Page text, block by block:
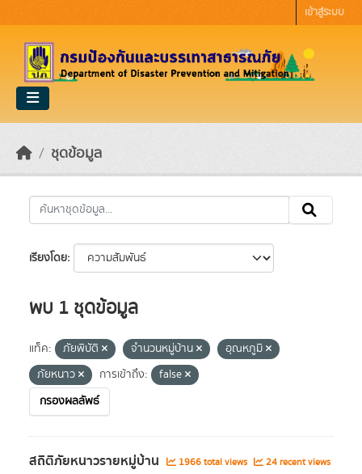
เข้าสู่ระบบ
ชุดข้อมูล
เรียงโดย
พบ 1 ชุดข้อมูล
แท็ค: ภัยพิบัติ จำนวนหมู่บ้าน
อุณหภูมิ
ภัยหนาว
การเข้าถึง:
false
กรองผลลัพธ์
สถิติภัยหนาวรายหมู่บ้าน 1966 total views 24 recent views